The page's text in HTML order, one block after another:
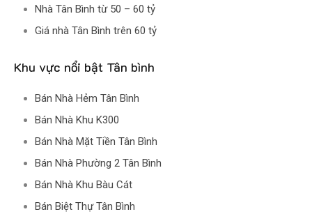
Nhà Tân Bình từ 50 – 60 tỷ
Giá nhà Tân Bình trên 60 tỷ
Khu vực nổi bật Tân bình
Bán Nhà Hẻm Tân Bình
Bán Nhà Khu K300
Bán Nhà Mặt Tiền Tân Bình
Bán Nhà Phường 2 Tân Bình
Bán Nhà Khu Bàu Cát
Bán Biệt Thự Tân Bình